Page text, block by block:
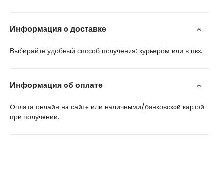
Информация о доставке
Выбирайте удобный способ получения: курьером или в пвз.
Информация об оплате
Оплата онлайн на сайте или наличными/банковской картой
при получении.